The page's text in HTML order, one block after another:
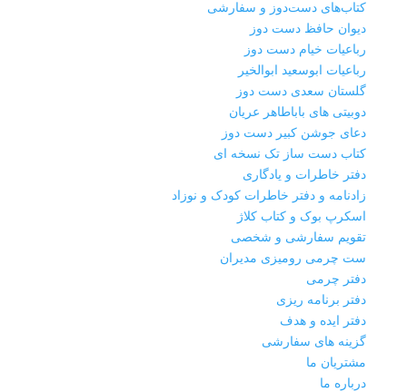
کتاب‌های دست‌دوز و سفارشی
دیوان حافظ دست دوز
رباعیات خیام دست دوز
رباعیات ابوسعید ابوالخیر
گلستان سعدی دست دوز
دوبیتی های باباطاهر عریان
دعای جوشن کبیر دست دوز
کتاب دست ساز تک نسخه ای
دفتر خاطرات و یادگاری
زادنامه و دفتر خاطرات کودک و نوزاد
اسکرپ بوک و کتاب کلاژ
تقویم سفارشی و شخصی
ست چرمی رومیزی مدیران
دفتر چرمی
دفتر برنامه ریزی
دفتر ایده و هدف
گزینه های سفارشی
مشتریان ما
درباره ما